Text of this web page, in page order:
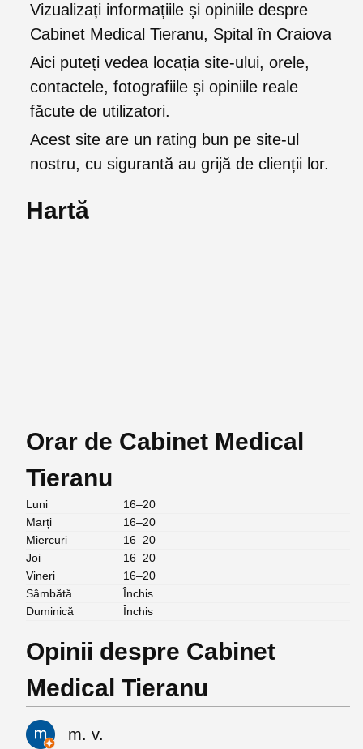
Vizualizați informațiile și opiniile despre
Cabinet Medical Tieranu, Spital în Craiova
Aici puteți vedea locația site-ului, orele,
contactele, fotografiile și opiniile reale
făcute de utilizatori.
Acest site are un rating bun pe site-ul
nostru, cu sigurantă au grijă de clienții lor.
Hartă
Orar de Cabinet Medical
Tieranu
Luni
16–20
Marți
16–20
Miercuri
16–20
Joi
16–20
Vineri
16–20
Sâmbătă
Închis
Duminică
Închis
Opinii despre Cabinet
Medical Tieranu
m. v.